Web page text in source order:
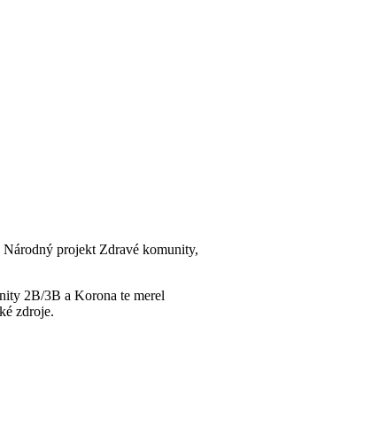
projekt Zdravé komunity,
2B/3B a Korona te merel
zdroje.